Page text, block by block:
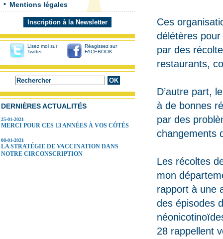
Mentions légales
Inscription à la Newsletter
Lisez moi sur
Twitter
Réagissez sur
FACEBOOK
DERNIÈRES ACTUALITÉS
25-01-2021
MERCI POUR CES 13 ANNÉES À VOS CÔTÉS
08-01-2021
LA STRATÉGIE DE VACCINATION DANS
NOTRE CIRCONSCRIPTION
Ces
délétères
par des
restaurants,
D’autre part,
à de bonnes
par des
changements
Les récoltes
mon
rapport à une
des épisodes
28 rappellent